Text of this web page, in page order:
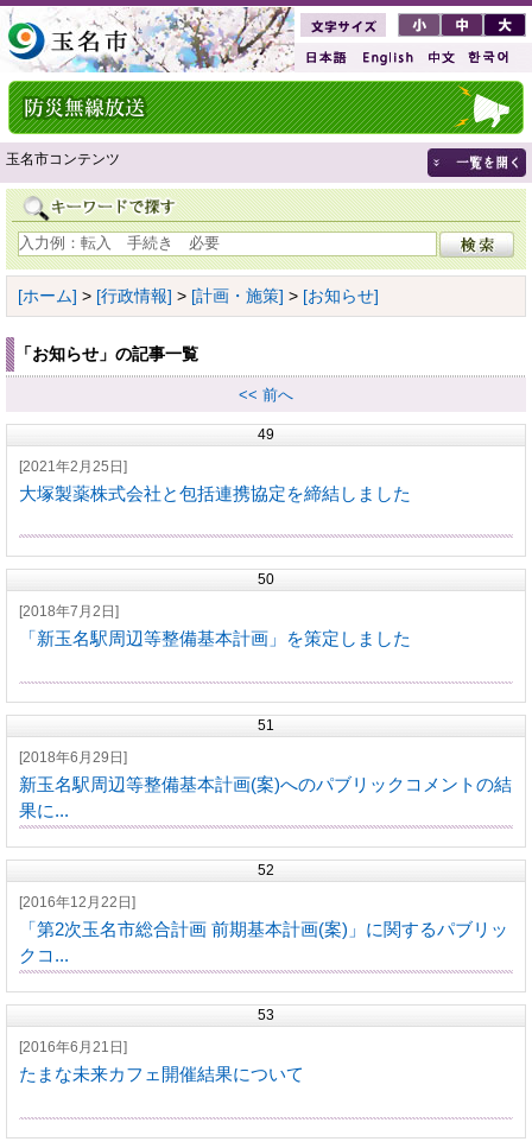
玉名市コンテンツ
[ホーム] > [行政情報] > [計画・施策] > [お知らせ]
「お知らせ」の記事一覧
<< 前へ
49
[2021年2月25日]
大塚製薬株式会社と包括連携協定を締結しました
50
[2018年7月2日]
「新玉名駅周辺等整備基本計画」を策定しました
51
[2018年6月29日]
新玉名駅周辺等整備基本計画(案)へのパブリックコメントの結
果に...
52
[2016年12月22日]
「第2次玉名市総合計画 前期基本計画(案)」に関するパブリッ
クコ...
53
[2016年6月21日]
たまな未来カフェ開催結果について